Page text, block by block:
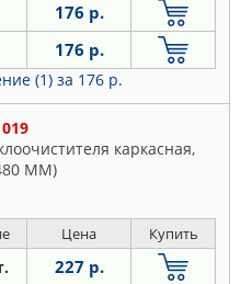
176 р.
176 р.
(1) за 176 р.
каркасная,
ММ)
Цена Купить
227 р.